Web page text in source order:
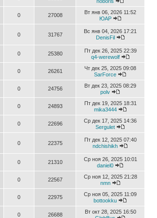
0 27008
Вт янв 06, 2026 11:52
ЮАР
0 31767
Вс янв 04, 2026 17:21
DenisFil
0 25380
Пт дек 26, 2025 22:39
q4-werewolf
0 26261
Чт дек 25, 2025 09:08
SarForce
0 24756
Вт дек 23, 2025 08:29
polv
0 24893
Пт дек 19, 2025 18:31
mika3444
0 22696
Ср дек 17, 2025 14:36
Sergulet
0 22375
Пт дек 12, 2025 07:40
ndchishikh
0 21310
Ср ноя 26, 2025 10:01
daniel0
0 22567
Ср ноя 12, 2025 21:28
nmn
0 22975
Ср ноя 05, 2025 11:09
bottookku
0 26688
Вт окт 28, 2025 16:50